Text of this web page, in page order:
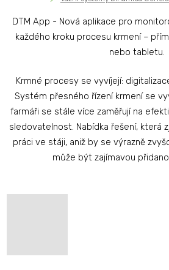
DTM App - Nová aplikace pro
každého kroku procesu krmení –
nebo tabletu.
Krmné procesy se vyvíjejí:
Systém přesného řízení krmení se
farmáři se stále více zaměřují na
sledovatelnost. Nabídka řešení, která
práci ve stáji, aniž by se výrazně
může být zajímavou